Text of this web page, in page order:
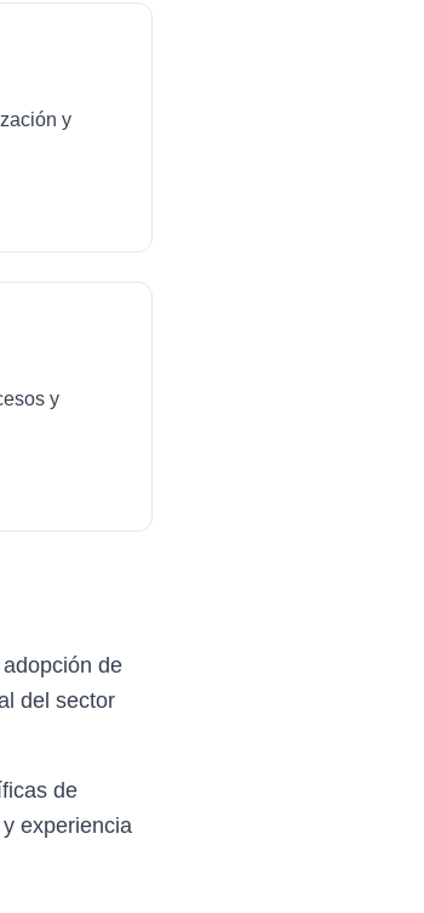
y
y
de
del sector
de
experiencia